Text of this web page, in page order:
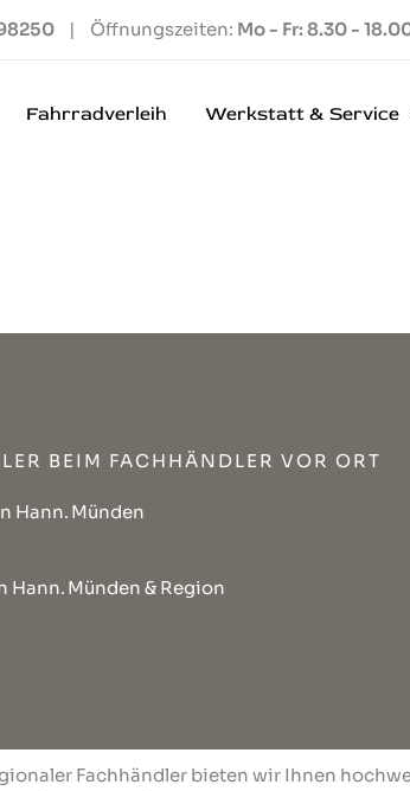
| Öffnungszeiten: Mo - Fr: 8.30 -
Fahrradverleih Werkstatt & Service
BEIM FACHHÄNDLER VOR ORT
Hann. Münden
Hann. Münden & Region
Fachhändler bieten wir Ihnen